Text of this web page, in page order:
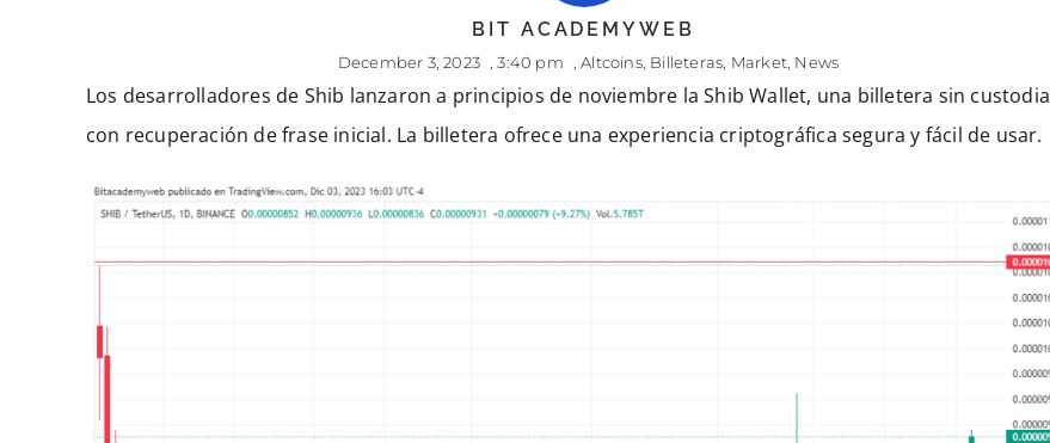
BIT ACADEMYWEB
December 3, 2023 3:40 pm Altcoins, Billeteras Market, News
Los desarrolladores de Shib lanzaron a principios de noviembre la Shib Wallet, una billetera sin custodia
con recuperación de frase inicial. La billetera ofrece una experiencia criptográfica segura y fácil de usar.